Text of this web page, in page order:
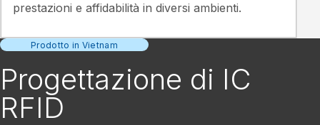
prestazioni e affidabilità in diversi ambienti.
Prodotto in Vietnam
Progettazione di IC
RFID